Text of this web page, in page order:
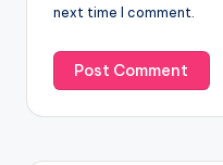
next time I comment.